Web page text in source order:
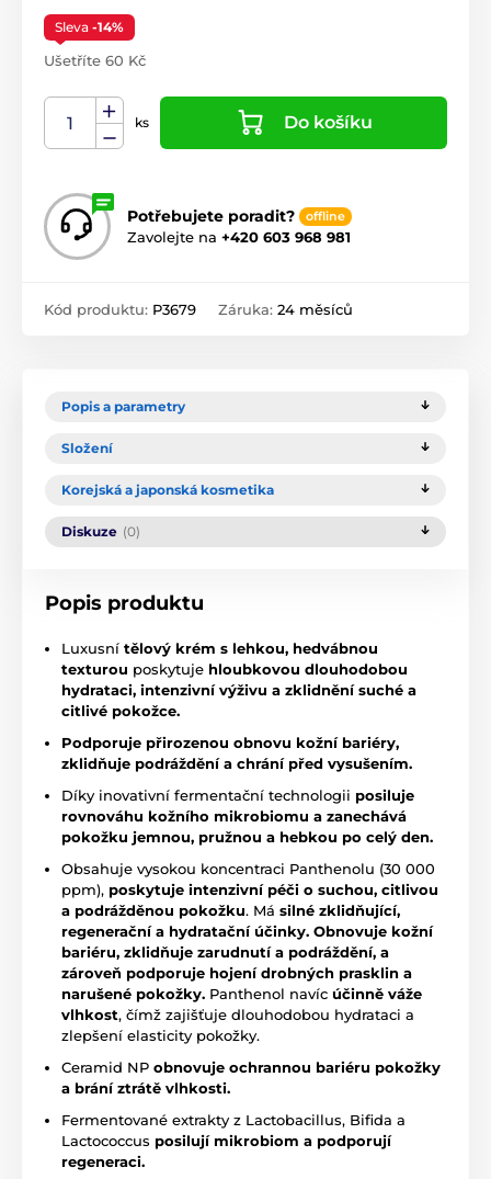
Sleva -14%
Ušetříte 60 Kč
ks Do košíku
Potřebujete poradit? offline
Zavolejte na +420 603 968 981
Kód produktu: P3679 Záruka: 24 měsíců
Popis a parametry
Složení
Korejská a japonská kosmetika
Diskuze (0)
Popis produktu
Luxusní tělový krém s lehkou, hedvábnou
texturou poskytuje hloubkovou dlouhodobou
hydrataci, intenzivní výživu a zklidnění suché a
citlivé pokožce.
Podporuje přirozenou obnovu kožní bariéry,
zklidňuje podráždění a chrání před vysušením.
Díky inovativní fermentační technologii posiluje
rovnováhu kožního mikrobiomu a zanechává
pokožku jemnou, pružnou a hebkou po celý den.
Obsahuje vysokou koncentraci Panthenolu (30 000
ppm), poskytuje intenzivní péči o suchou, citlivou
a podrážděnou pokožku. Má silné zklidňující,
regenerační a hydratační účinky. Obnovuje kožní
bariéru, zklidňuje zarudnutí a podráždění, a
zároveň podporuje hojení drobných prasklin a
narušené pokožky. Panthenol navíc účinně váže
vlhkost, čímž zajišťuje dlouhodobou hydrataci a
zlepšení elasticity pokožky.
Ceramid NP obnovuje ochrannou bariéru pokožky
a brání ztrátě vlhkosti.
Fermentované extrakty z Lactobacillus, Bifida a
Lactococcus posilují mikrobiom a podporují
regeneraci.